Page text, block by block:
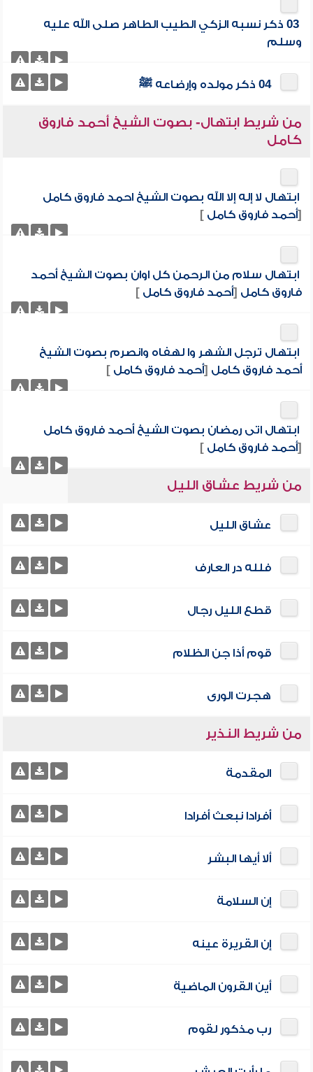
03 ذكر نسبه الزكي الطيب الطاهر صلى الله عليه
وسلم
04 ذكر مولده وإرضاعه ﷺ
من شريط ابتهال- بصوت الشيخ أحمد فاروق
كامل
ابتهال لا إله إلا الله بصوت الشيخ احمد فاروق كامل
[أحمد فاروق كامل]
ابتهال سلام من الرحمن كل اوان بصوت الشيخ أحمد
فاروق كامل [أحمد فاروق كامل]
ابتهال ترجل الشهر وا لهفاه وانصرم بصوت الشيخ
أحمد فاروق كامل [أحمد فاروق كامل]
ابتهال اتى رمضان بصوت الشيخ أحمد فاروق كامل
[أحمد فاروق كامل]
من شريط عشاق الليل
عشاق الليل
فلله در العارف
قطع الليل رجال
قوم أذا جن الظلام
هجرت الورى
من شريط النذير
المقدمة
أفرادا نبعث أفرادا
ألا أيها البشر
إن السلامة
إن القريرة عينه
أين القرون الماضية
رب مذكور لقوم